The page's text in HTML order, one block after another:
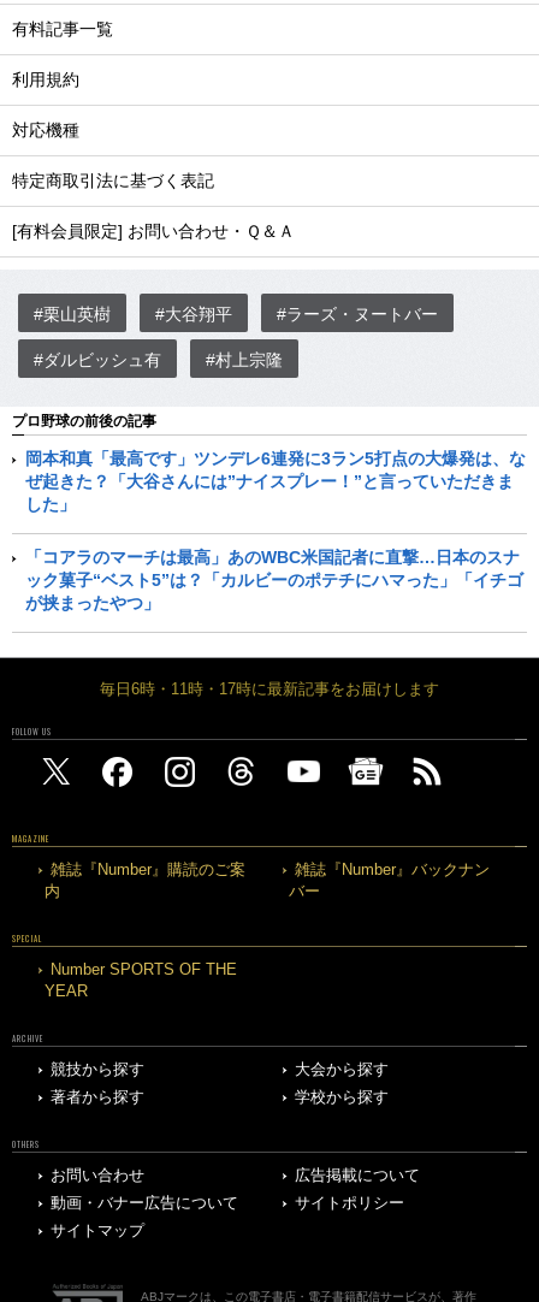
有料記事一覧
利用規約
対応機種
特定商取引法に基づく表記
[有料会員限定] お問い合わせ・Ｑ＆Ａ
#栗山英樹 #大谷翔平 #ラーズ・ヌートバー
#ダルビッシュ有 #村上宗隆
プロ野球の前後の記事
岡本和真「最高です」ツンデレ6連発に3ラン5打点の大爆発は、な
ぜ起きた？「大谷さんには”ナイスプレー！”と言っていただきま
した」
「コアラのマーチは最高」あのWBC米国記者に直撃…日本のスナ
ック菓子“ベスト5”は？「カルビーのポテチにハマった」「イチゴ
が挟まったやつ」
毎日6時・11時・17時に最新記事をお届けします
FOLLOW US
MAGAZINE
雑誌『Number』購読のご案
内
雑誌『Number』バックナン
バー
SPECIAL
Number SPORTS OF THE
YEAR
ARCHIVE
競技から探す
大会から探す
著者から探す
学校から探す
OTHERS
お問い合わせ
広告掲載について
動画・バナー広告について
サイトポリシー
サイトマップ
ABJマークは、この電子書店・電子書籍配信サービスが、著作